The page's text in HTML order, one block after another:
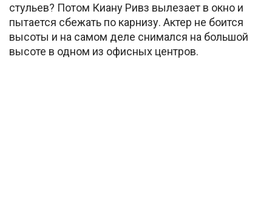
стульев? Потом Киану Ривз вылезает в окно и
пытается сбежать по карнизу. Актер не боится
высоты и на самом деле снимался на большой
высоте в одном из офисных центров.